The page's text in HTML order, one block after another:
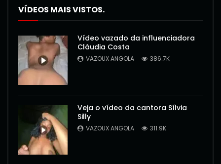
VÍDEOS MAIS VISTOS.
Vídeo vazado da influenciadora
Cláudia Costa
VAZOUX ANGOLA 386.7K
Veja o vídeo da cantora Sílvia
Silly
VAZOUX ANGOLA 311.9K